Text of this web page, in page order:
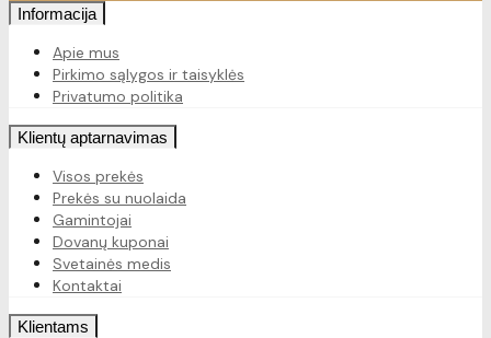
Informacija
Apie mus
Pirkimo sąlygos ir taisyklės
Privatumo politika
Klientų aptarnavimas
Visos prekės
Prekės su nuolaida
Gamintojai
Dovanų kuponai
Svetainės medis
Kontaktai
Klientams